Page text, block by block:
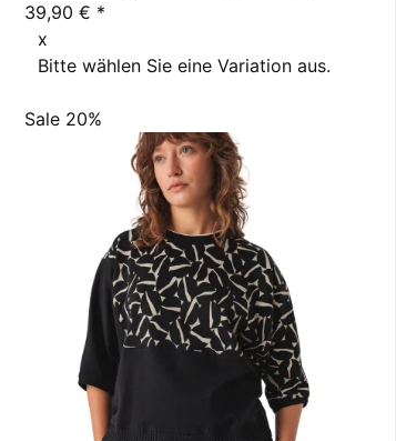
39,90 € *
x
Bitte wählen Sie eine Variation aus.
Sale 20%